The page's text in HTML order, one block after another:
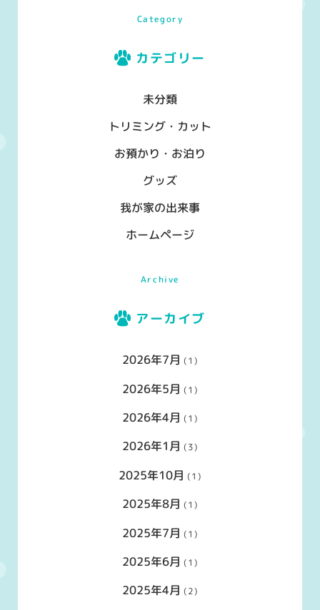
Category
カテゴリー
未分類
トリミング・カット
お預かり・お泊り
グッズ
我が家の出来事
ホームページ
Archive
アーカイブ
2026年7月 (1)
2026年5月 (1)
2026年4月 (1)
2026年1月 (3)
2025年10月 (1)
2025年8月 (1)
2025年7月 (1)
2025年6月 (1)
2025年4月 (2)